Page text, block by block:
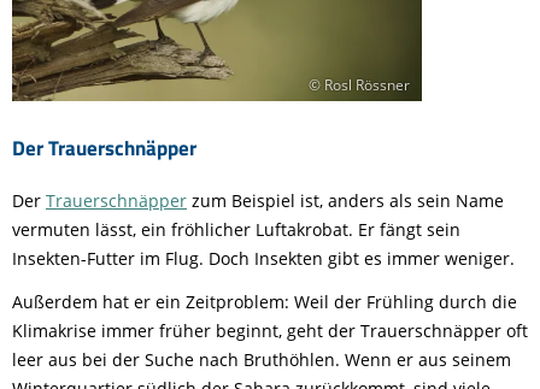
Der Trauerschnäpper
© Rosl Rössner
Der Trauerschnäpper zum Beispiel ist, anders als sein Name
vermuten lässt, ein fröhlicher Luftakrobat. Er fängt sein
Insekten-Futter im Flug. Doch Insekten gibt es immer weniger.
Außerdem hat er ein Zeitproblem: Weil der Frühling durch die
Klimakrise immer früher beginnt, geht der Trauerschnäpper oft
leer aus bei der Suche nach Bruthöhlen. Wenn er aus seinem